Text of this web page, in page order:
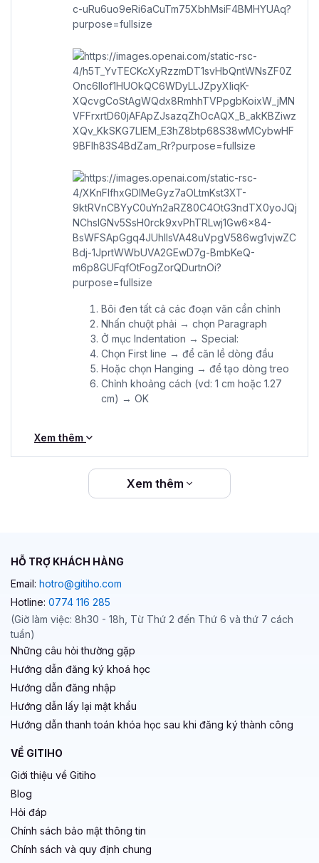
Bôi đen tất cả các đoạn văn cần chỉnh
Nhấn chuột phải → chọn Paragraph
Ở mục Indentation → Special:
Chọn First line → để căn lề dòng đầu
Hoặc chọn Hanging → để tạo dòng treo
Chỉnh khoảng cách (vd: 1 cm hoặc 1.27
cm) → OK
Xem thêm
Xem thêm
HỖ TRỢ KHÁCH HÀNG
Email: hotro@gitiho.com
Hotline: 0774 116 285
(Giờ làm việc: 8h30 - 18h, Từ Thứ 2 đến Thứ 6 và thứ 7 cách
tuần)
Những câu hỏi thường gặp
Hướng dẫn đăng ký khoá học
Hướng dẫn đăng nhập
Hướng dẫn lấy lại mật khẩu
Hướng dẫn thanh toán khóa học sau khi đăng ký thành công
VỀ GITIHO
Giới thiệu về Gitiho
Blog
Hỏi đáp
Chính sách bảo mật thông tin
Chính sách và quy định chung